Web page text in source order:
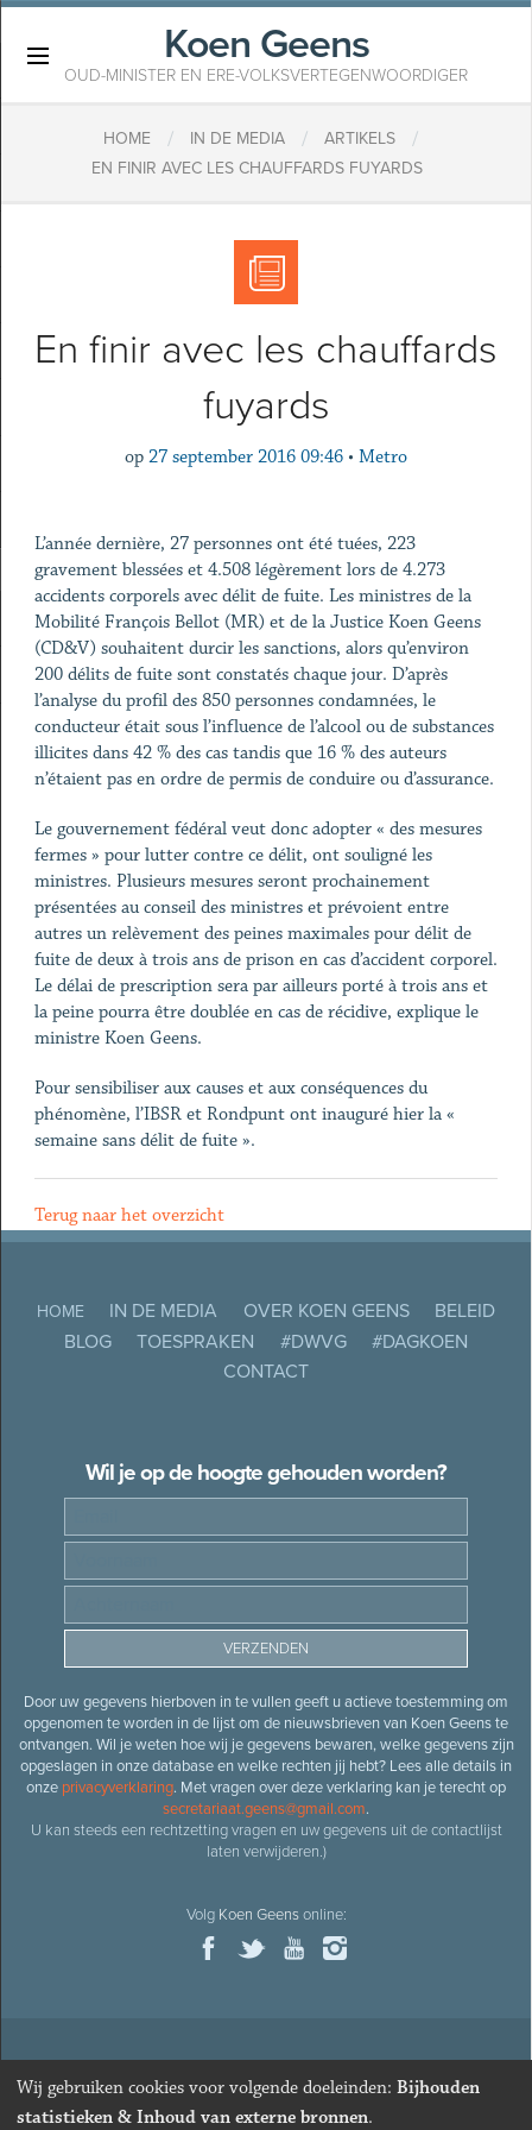
Koen Geens
OUD-MINISTER EN ERE-VOLKSVERTEGENWOORDIGER
HOME / IN DE MEDIA / ARTIKELS /
EN FINIR AVEC LES CHAUFFARDS FUYARDS
En finir avec les chauffards
fuyards
op 27 september 2016 09:46 • Metro
L’année dernière, 27 personnes ont été tuées, 223
gravement blessées et 4.508 légèrement lors de 4.273
accidents corporels avec délit de fuite. Les ministres de la
Mobilité François Bellot (MR) et de la Justice Koen Geens
(CD&V) souhaitent durcir les sanctions, alors qu’environ
200 délits de fuite sont constatés chaque jour. D’après
l’analyse du profil des 850 personnes condamnées, le
conducteur était sous l’influence de l’alcool ou de substances
illicites dans 42 % des cas tandis que 16 % des auteurs
n’étaient pas en ordre de permis de conduire ou d’assurance.
Le gouvernement fédéral veut donc adopter « des mesures
fermes » pour lutter contre ce délit, ont souligné les
ministres. Plusieurs mesures seront prochainement
présentées au conseil des ministres et prévoient entre
autres un relèvement des peines maximales pour délit de
fuite de deux à trois ans de prison en cas d’accident corporel.
Le délai de prescription sera par ailleurs porté à trois ans et
la peine pourra être doublée en cas de récidive, explique le
ministre Koen Geens.
Pour sensibiliser aux causes et aux conséquences du
phénomène, l’IBSR et Rondpunt ont inauguré hier la «
semaine sans délit de fuite ».
Terug naar het overzicht
HOME IN DE MEDIA OVER KOEN GEENS
BELEID
BLOG
TOESPRAKEN #DWVG
#DAGKOEN
CONTACT
Wil je op de hoogte gehouden worden?
Door uw gegevens hierboven in te vullen geeft u actieve toestemming om
opgenomen te worden in de lijst om de nieuwsbrieven van Koen Geens te
ontvangen. Wil je weten hoe wij je gegevens bewaren, welke gegevens zijn
opgeslagen in onze database en welke rechten jij hebt? Lees alle details in
onze privacyverklaring. Met vragen over deze verklaring kan je terecht op
secretariaat.geens@gmail.com.
U kan steeds een rechtzetting vragen en uw gegevens uit de contactlijst
laten verwijderen.)
Volg Koen Geensonline:
© 2026Oud-minister en ere-volksvertegenwoordiger Koen
· Alle rechten voorbehouden · Cookies wijzigen
Wij gebruiken cookies voor volgende doeleinden: Bijhouden
statistieken & Inhoud van externe bronnen.